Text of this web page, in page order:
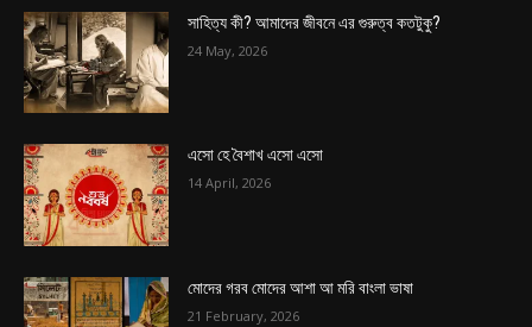
সাহিত্য কী? আমাদের জীবনে এর গুরুত্ব কতটুকু?
24 May, 2026
এসো হে বৈশাখ এসো এসো
14 April, 2026
মোদের গরব মোদের আশা আ মরি বাংলা ভাষা
21 February, 2026